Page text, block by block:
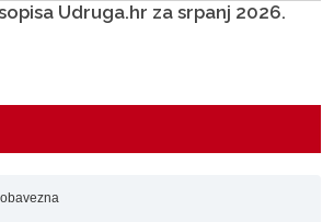
Udruga.hr za srpanj 2026.